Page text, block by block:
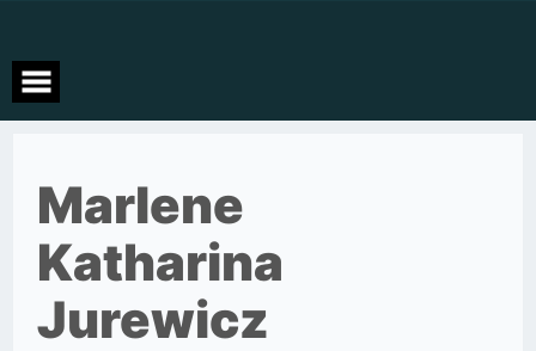
Marlene
Katharina
Jurewicz